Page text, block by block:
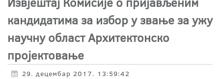
кандидатима за избор у звање за ужу
научну област Архитектонско
пројектовање
29. децембар 2017. 13:59:42